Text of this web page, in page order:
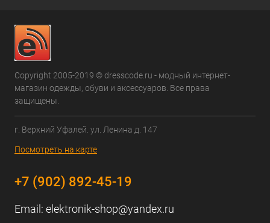
Copyright 2005-2019 © dresscode.ru - модный интернет-
магазин одежды, обуви и аксессуаров. Все права
защищены.
г. Верхний Уфалей. ул. Ленина д. 147
Посмотреть на карте
+7 (902) 892-45-19
Email: elektronik-shop@yandex.ru